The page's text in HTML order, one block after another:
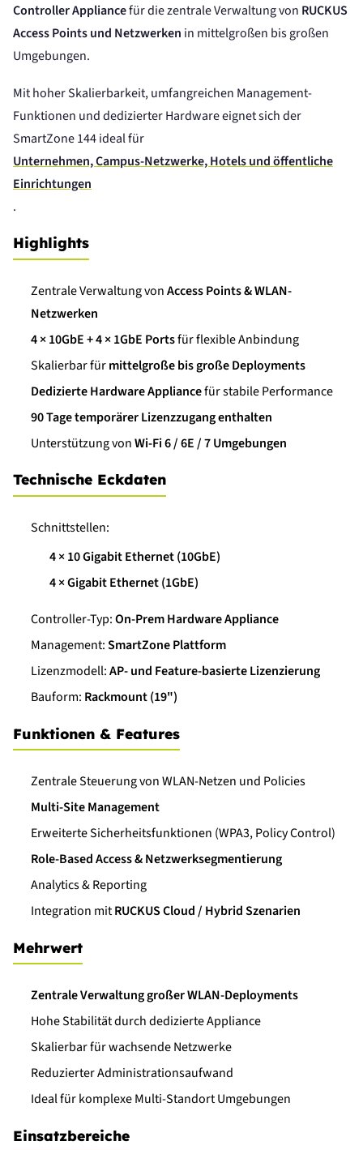
Controller Appliancefür die zentrale Verwaltung von RUCKUS
Access Points und Netzwerken in mittelgroßen bis großen
Umgebungen.
Mit hoher Skalierbarkeit, umfangreichen Management-
Funktionen und dedizierter Hardware eignet sich der
SmartZone 144 ideal für
Unternehmen, Campus-Netzwerke, Hotels und öffentliche
Einrichtungen
.
Highlights
Zentrale Verwaltung vonAccess Points & WLAN-
Netzwerken
4 × 10GbE + 4 × 1GbE Portsfür flexible Anbindung
Skalierbar fürmittelgroße bis große Deployments
Dedizierte Hardware Appliancefür stabile Performance
90 Tage temporärer Lizenzzugang enthalten
Unterstützung vonWi-Fi 6 / 6E / 7 Umgebungen
Technische Eckdaten
Schnittstellen:
4 × 10 Gigabit Ethernet (10GbE)
4 × Gigabit Ethernet (1GbE)
Controller-Typ:On-Prem Hardware Appliance
Management:SmartZone Plattform
Lizenzmodell:AP- und Feature-basierte Lizenzierung
Bauform: Rackmount (19")
Funktionen & Features
Zentrale Steuerung von WLAN-Netzen und Policies
Multi-Site Management
Erweiterte Sicherheitsfunktionen (WPA3, Policy Control)
Role-Based Access & Netzwerksegmentierung
Analytics & Reporting
Integration mitRUCKUS Cloud / Hybrid Szenarien
Mehrwert
Zentrale Verwaltung großer WLAN-Deployments
Hohe Stabilität durch dedizierte Appliance
Skalierbar für wachsende Netzwerke
Reduzierter Administrationsaufwand
Ideal für komplexe Multi-Standort Umgebungen
Einsatzbereiche